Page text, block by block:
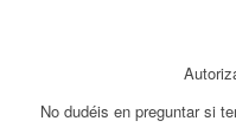
No dudéis en preguntar si